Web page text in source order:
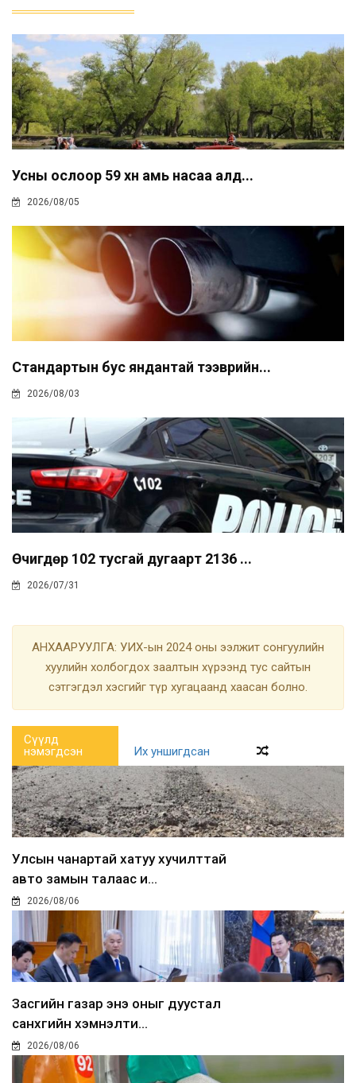
Усны ослоор 59 хүн амь насаа алд...
2026/08/05
Стандартын бус яндантай тээврийн...
2026/08/03
Өчигдөр 102 тусгай дугаарт 2136 ...
2026/07/31
АНХААРУУЛГА: УИХ-ын 2024 оны ээлжит сонгуулийн
хуулийн холбогдох заалтын хүрээнд тус сайтын
сэтгэгдэл хэсгийг түр хугацаанд хаасан болно.
Сүүлд
нэмэгдсэн
Их уншигдсан
Улсын чанартай хатуу хучилттай
авто замын талаас и...
2026/08/06
Засгийн газар энэ оныг дуустал
санхүүгийн хэмнэлти...
2026/08/06